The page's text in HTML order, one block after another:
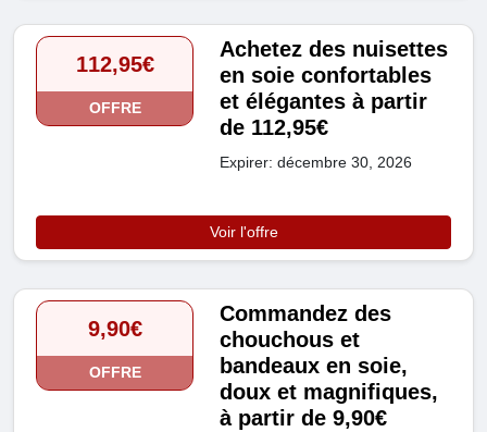
112,95€
OFFRE
Achetez des nuisettes
en soie confortables
et élégantes à partir
de 112,95€
Expirer: décembre 30, 2026
Voir l'offre
9,90€
OFFRE
Commandez des
chouchous et
bandeaux en soie,
doux et magnifiques,
à partir de 9,90€